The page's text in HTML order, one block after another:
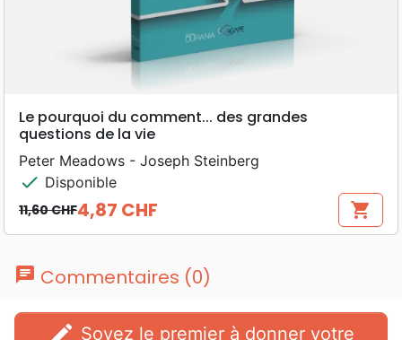
Le pourquoi du comment... des grandes
questions de la vie
Peter Meadows - Joseph Steinberg
check Disponible
Prix de base
11,60 CHF
Prix 4,87 CHF shopping_cart
chat Commentaires (0)
edit